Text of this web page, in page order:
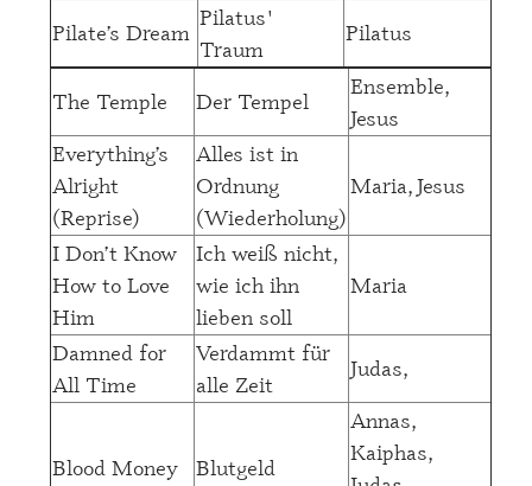
Pilate’s Dream
Pilatus'
Traum
Pilatus
The Temple Der Tempel
Ensemble,
Jesus
Everything’s
Alright
(Reprise)
Alles ist in
Ordnung
(Wiederholung)
Maria, Jesus
I Don’t Know
How to Love
Him
Ich weiß nicht,
wie ich ihn
lieben soll
Maria
Damned for
All Time
Verdammt für
alle Zeit
Judas,
Blood Money Blutgeld
Annas,
Kaiphas,